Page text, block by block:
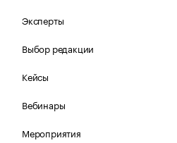
Эксперты
Выбор редакции
Кейсы
Вебинары
Мероприятия